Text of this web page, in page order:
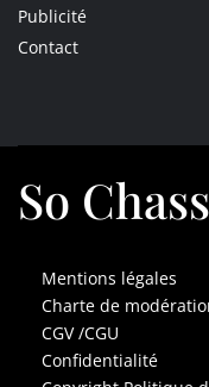
Publicité
Contact
So
Mentions légales
Charte de
CGV /CGU
Confidentialité